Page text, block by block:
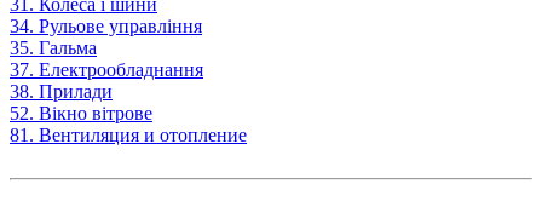
34. Рульове управління
35. Гальма
37. Електрообладнання
38. Прилади
52. Вікно вітрове
81. Вентиляция и отопление